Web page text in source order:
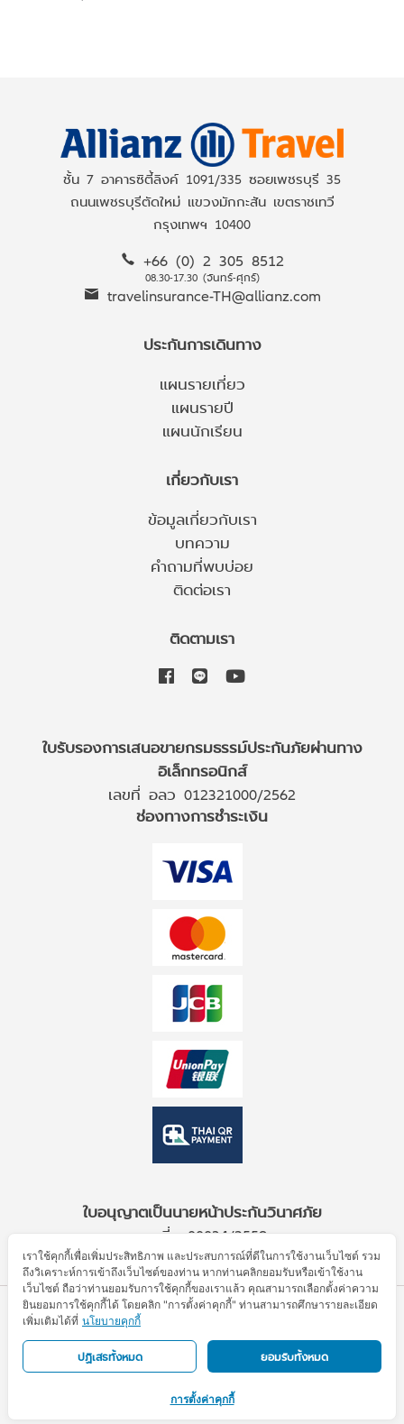
ชั้น 7 อาคารซิตี้ลิงค์ 1091/335 ซอยเพชรบุรี 35
ถนนเพชรบุรีตัดใหม่ แขวงมักกะสัน เขตราชเทวี
กรุงเทพฯ 10400
+66 (0) 2 305 8512
08.30-17.30 (จันทร์-ศุกร์)
travelinsurance-TH@allianz.com
ประกันการเดินทาง
แผนรายเที่ยว
แผนรายปี
แผนนักเรียน
เกี่ยวกับเรา
ข้อมูลเกี่ยวกับเรา
บทความ
คำถามที่พบบ่อย
ติดต่อเรา
ติดตามเรา
ใบรับรองการเสนอขายกรมธรรม์ประกันภัยผ่านทาง
อิเล็กทรอนิกส์
เลขที่ อลว 012321000/2562
ช่องทางการชำระเงิน
ใบอนุญาตเป็นนายหน้าประกันวินาศภัย
เลขที่ ว00034/2559
© Allianz Partners 2026. All Rights Reserved.
แผนผังเว็บไซต์
with services provided by AWP Services (Thailand) Co., Ltd.
เราใช้คุกกี้เพื่อเพิ่มประสิทธิภาพ และประสบการณ์ที่ดีในการใช้งานเว็บไซต์ รวม
ถึงวิเคราะห์การเข้าถึงเว็บไซต์ของท่าน หากท่านคลิกยอมรับหรือเข้าใช้งาน
เว็บไซต์ ถือว่าท่านยอมรับการใช้คุกกี้ของเราแล้ว คุณสามารถเลือกตั้งค่าความ
ยินยอมการใช้คุกกี้ได้ โดยคลิก "การตั้งค่าคุกกี้" ท่านสามารถศึกษารายละเอียด
เพิ่มเติมได้ที่ นโยบายคุกกี้
ปฏิเสธทั้งหมด ยอมรับทั้งหมด
การตั้งค่าคุกกี้